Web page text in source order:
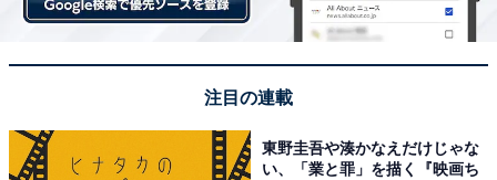
注目の連載
東野圭吾や湊かなえだけじゃな
い、「業と罪」を描く『映画ち